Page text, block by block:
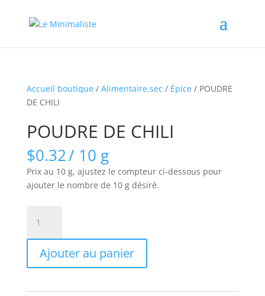
Accueil boutique/ Alimentaire sec / Épice/ POUDRE
DE CHILI
POUDRE DE CHILI
$0.32/ 10 g
Prix au 10 g, ajustez le compteur ci-dessous pour
ajouter le nombre de 10 g désiré.
POUDRE
CHILI
Ajouter au panier